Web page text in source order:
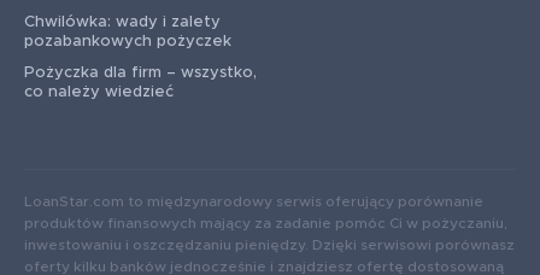
Chwilówka: wady i zalety
pozabankowych pożyczek
Pożyczka dla firm – wszystko,
co należy wiedzieć
LoanStar.com to międzynarodowy serwis oferujący porównanie
produktów finansowych mający za zadanie pomóc Ci w pożyczaniu,
inwestowaniu i oszczędzaniu pieniędzy. Dzięki serwisowi porównasz
oferty kilku banków jednocześnie i znajdziesz ofertę dostosowaną